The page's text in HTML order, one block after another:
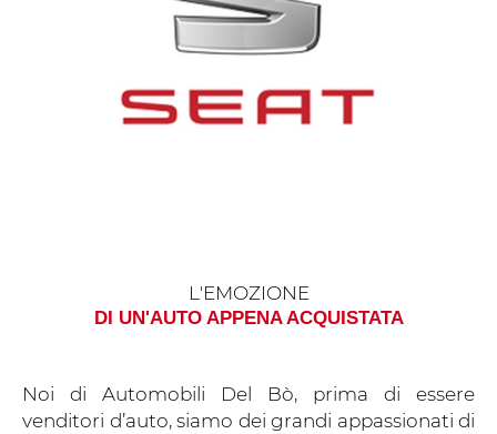
L'EMOZIONE
DI UN'AUTO APPENA ACQUISTATA
Noi di Automobili Del Bò, prima di essere
venditori d’auto, siamo dei grandi appassionati di